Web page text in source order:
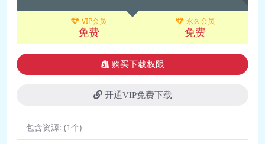
📄 8. 究竟什么是“好的生活”？.pdf
🎵 9. 我们的行动真的是自由选择的
吗.mp3
📄 9. 我们的行动真的是自由选择的
吗？.pdf
📄 10. 人的命运都是被决定的吗？.pdf
VIP会员
免费
永久会员
免费
购买下载权限
开通VIP免费下载
包含资源: (1个)